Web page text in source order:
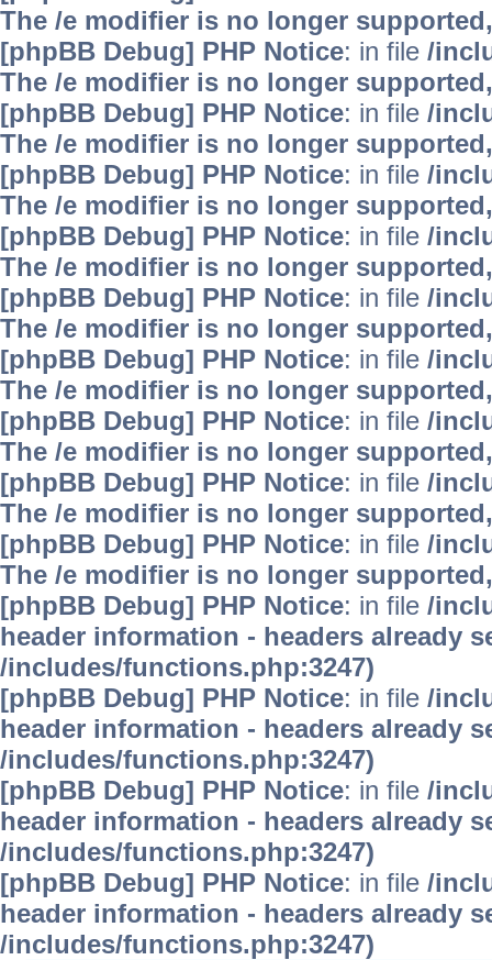
The /e modifier is no longer
[phpBB Debug] PHP Notice: in file /
The /e modifier is no longer
[phpBB Debug] PHP Notice: in file /
The /e modifier is no longer
[phpBB Debug] PHP Notice: in file /
The /e modifier is no longer
[phpBB Debug] PHP Notice: in file /
The /e modifier is no longer
[phpBB Debug] PHP Notice: in file /
The /e modifier is no longer
[phpBB Debug] PHP Notice: in file /
The /e modifier is no longer
[phpBB Debug] PHP Notice: in file /
The /e modifier is no longer
[phpBB Debug] PHP Notice: in file /
The /e modifier is no longer
[phpBB Debug] PHP Notice: in file /
The /e modifier is no longer
[phpBB Debug] PHP Notice: in file /
header information - headers already
/includes/functions.php:3247)
[phpBB Debug] PHP Notice: in file /
header information - headers already
/includes/functions.php:3247)
[phpBB Debug] PHP Notice: in file /
header information - headers already
/includes/functions.php:3247)
[phpBB Debug] PHP Notice: in file /
header information - headers already
/includes/functions.php:3247)